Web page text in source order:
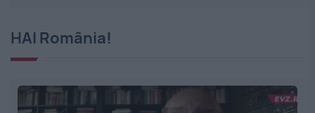
HAI România!